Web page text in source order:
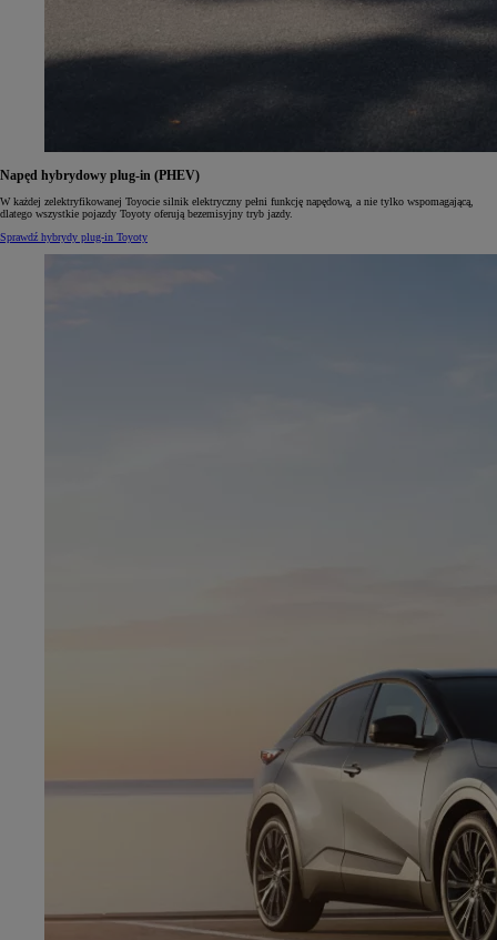
Napęd hybrydowy plug-in (PHEV)
W każdej zelektryfikowanej Toyocie silnik elektryczny pełni funkcję napędową, a nie tylko wspomagającą,
dlatego wszystkie pojazdy Toyoty oferują bezemisyjny tryb jazdy.
Sprawdź hybrydy plug-in Toyoty